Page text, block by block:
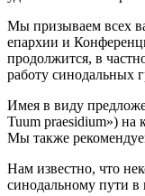
Мы призываем всех
епархии и
продолжится, в
работу синодальных
Имея в виду
Tuum praesidium»)
Мы также
Нам известно, что
синодальному пути